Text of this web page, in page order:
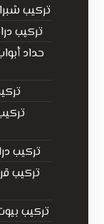
تركيب شبرات
تركيب
تركيب
تركيب بيوت